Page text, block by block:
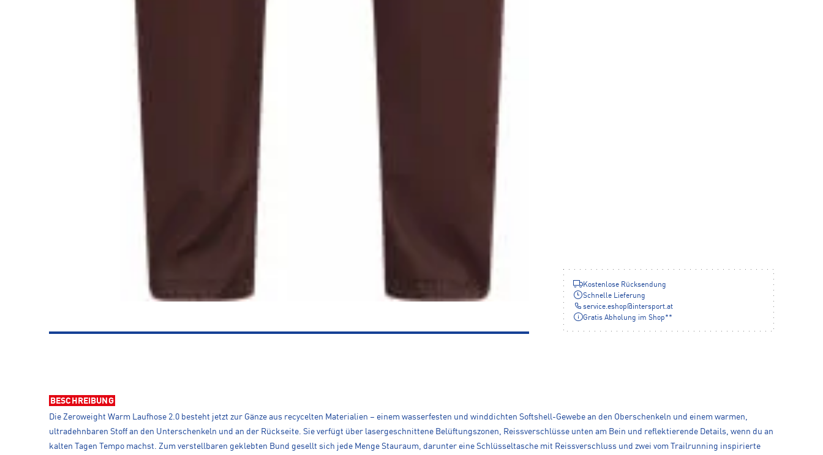
Kostenlose Rücksendung
Schnelle Lieferung
service.eshop@intersport.at
Gratis Abholung im Shop**
BESCHREIBUNG
Die Zeroweight Warm Laufhose 2.0 besteht jetzt zur Gänze aus recycelten Materialien – einem wasserfesten und winddichten Softshell-Gewebe an den Oberschenkeln und einem warmen,
ultradehnbaren Stoff an den Unterschenkeln und an der Rückseite. Sie verfügt über lasergeschnittene Belüftungszonen, Reissverschlüsse unten am Bein und reflektierende Details, wenn du an
kalten Tagen Tempo machst. Zum verstellbaren geklebten Bund gesellt sich jede Menge Stauraum, darunter eine Schlüsseltasche mit Reissverschluss und zwei vom Trailrunning inspirierte